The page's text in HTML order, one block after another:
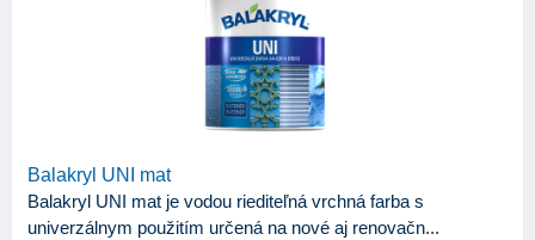
Balakryl UNI mat
Balakryl UNI mat je vodou riediteľná vrchná farba s
univerzálnym použitím určená na nové aj renovačn...